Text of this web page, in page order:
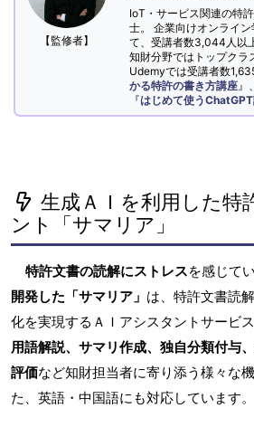
【監修者】
IoT・サービス関連の特
士。 企業向けオンライ
て、受講者数3,044人以
知財分野ではトップクラ
Udemyでは受講者数
かる特許の書き方講座 』
『はじめて使う
生成ＡＩを利用した特
ント「サマリア」
特許文書の読解にストレスを感じて
開発した「サマリア」 は、特許文書読
化を実現するＡＩアシスタントサービ
用語解説、サマリ作成、独自分類付与
評価など知財担当者に寄り添う様々な
た、英語・中国語にも対応しています。